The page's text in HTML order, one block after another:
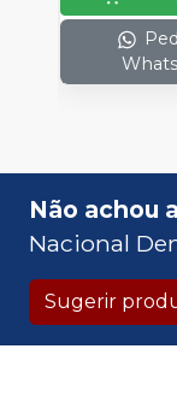
Não achou
Nacional
Sugerir